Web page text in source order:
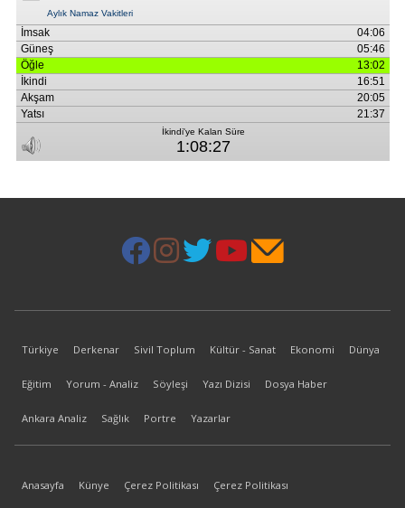
Türkiye Derkenar Sivil Toplum Kültür - Sanat Ekonomi Dünya
Eğitim Yorum - Analiz Söyleşi Yazı Dizisi Dosya Haber
Ankara Analiz Sağlık Portre Yazarlar
Anasayfa Künye Çerez Politikası Çerez Politikası